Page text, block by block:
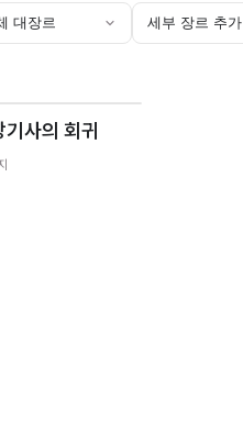
대장르 세부 장르 추가
사의 회귀